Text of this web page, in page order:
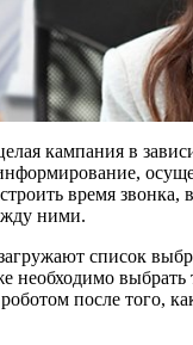
кампания в
время звонка,
ними.
список
необходимо выбрать
роботом после того,